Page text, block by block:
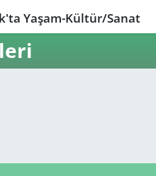
Yaşam-Kültür/Sanat